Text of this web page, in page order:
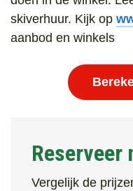
skiverhuur. Kijk op
aanbod en winkels
Reserveer
Vergelijk de